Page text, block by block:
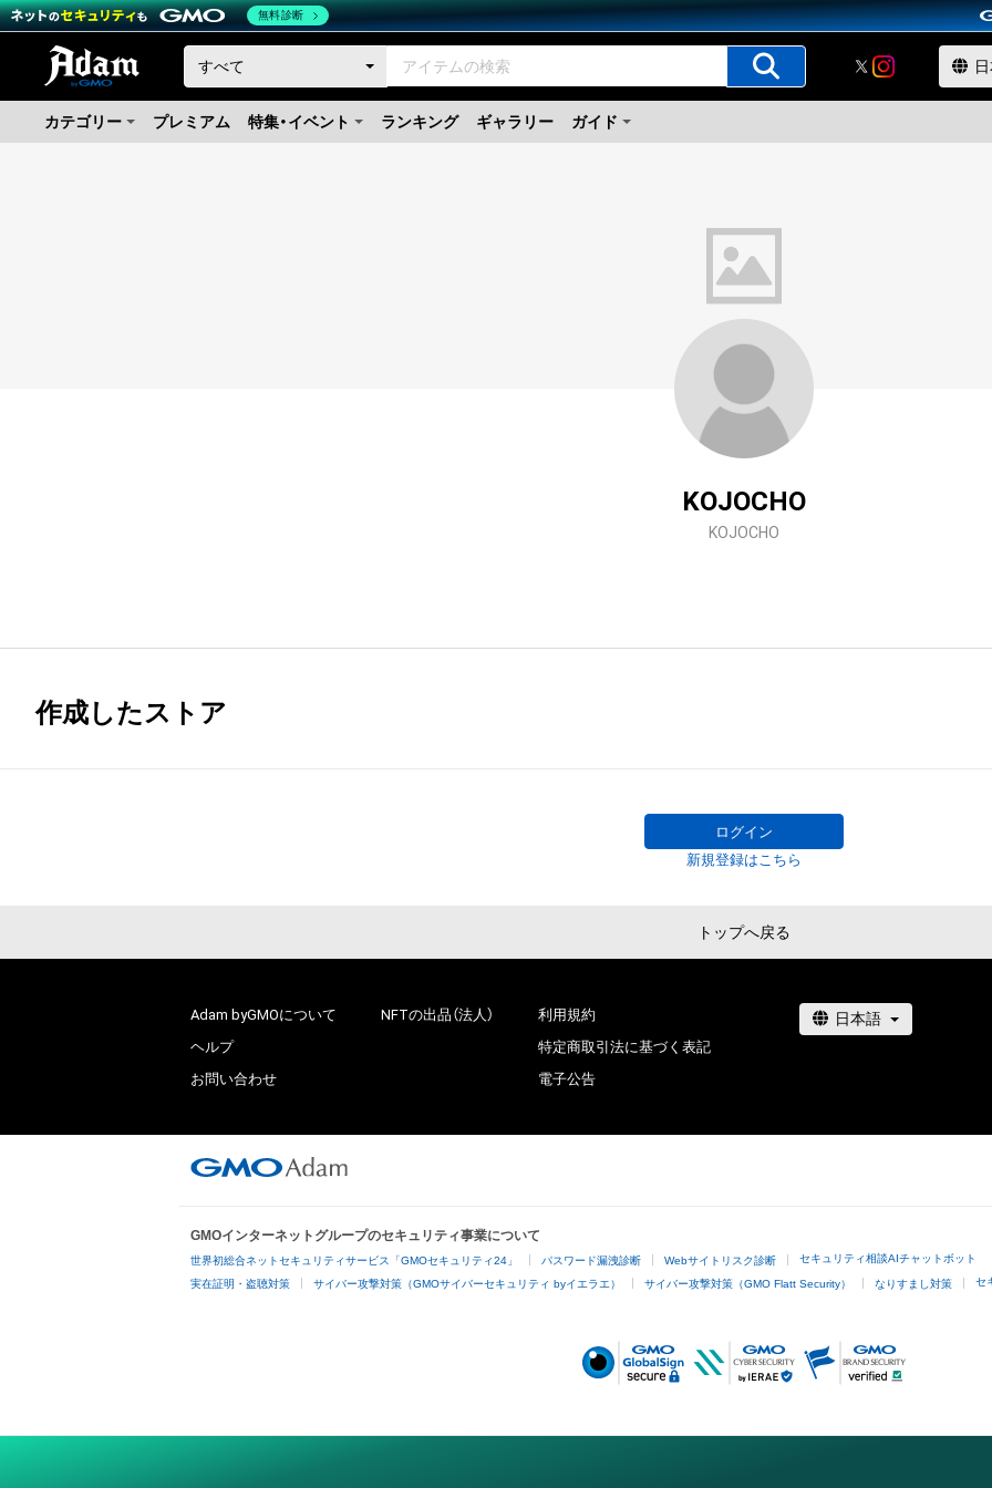
カテゴリー プレミアム 特集・イベント ランキング ギャラリー ガイド
KOJOCHO
KOJOCHO
作成したストア
ログイン
新規登録はこちら
トップへ戻る
Adam byGMOについて
ヘルプ
お問い合わせ
NFTの出品（法人）
利用規約
特定商取引法に基づく表記
電子公告
GMOインターネットグループのセキュリティ事業について
世界初総合ネットセキュリティサービス「GMOセキュリティ24」 パスワード漏洩診断 Webサイトリスク診断 セキュリティ相談AIチャットボット
実在証明・盗聴対策 サイバー攻撃対策（GMOサイバーセキュリティ byイエラエ） サイバー攻撃対策（GMO Flatt Security） なりすまし対策 セ
無料診断